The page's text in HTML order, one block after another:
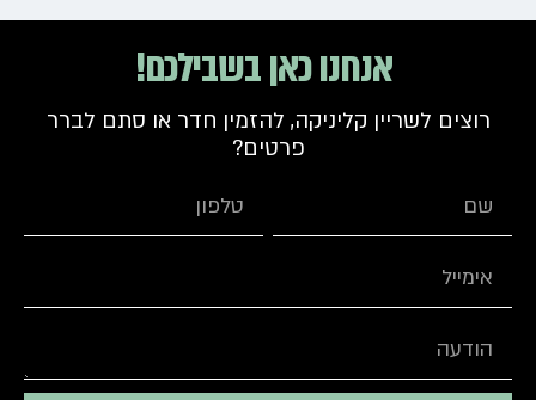
אנחנו כאן בשבילכם!
רוצים לשריין קליניקה, להזמין חדר או סתם לברר
פרטים?